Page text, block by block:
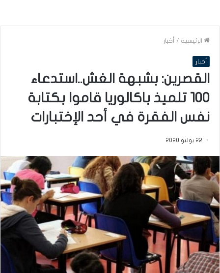
الرئيسية / أخبار
أخبار
القصرين: بشبهة الغش..استدعاء
100 تلميذ باكالوريا قاموا بكتابة
نفس الفقرة في أحد الإختبارات
22 يوليو 2020